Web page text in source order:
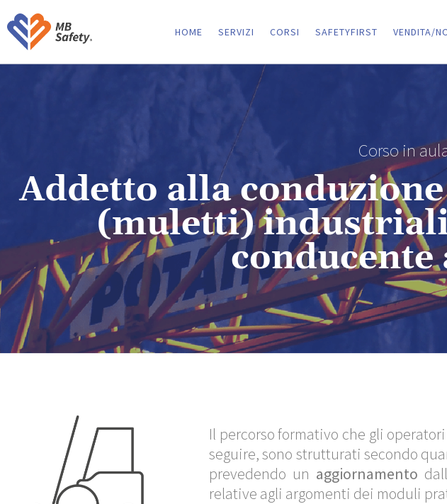
HOME SERVIZI CORSI SAFETYFIRST VENDITA/
Corso in
Addetto alla
(muletti)
conducente
Il percorso formativo che gli
seguire, sono strutturati secondo
prevedendo un aggiornamento
relative agli argomenti dei moduli